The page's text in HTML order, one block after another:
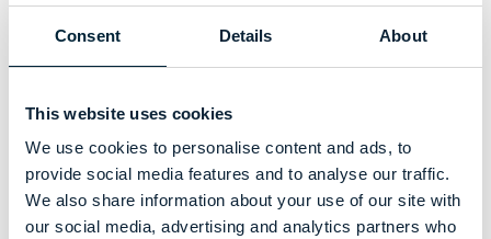
Consent Details About
This website uses cookies
We use cookies to personalise content and ads, to
provide social media features and to analyse our traffic.
We also share information about your use of our site with
our social media, advertising and analytics partners who
Het arx initiatief is wij die onze verantwoordelijkheid
kwaliteitskleding te maken, de levensduur verlengen
door reparatie aan te bieden voor onze
kledingstukken, en hetverzamelen van
kledingstukkenvergemakkelijken wanneer ze klaar
zijn voor een tweede leven.